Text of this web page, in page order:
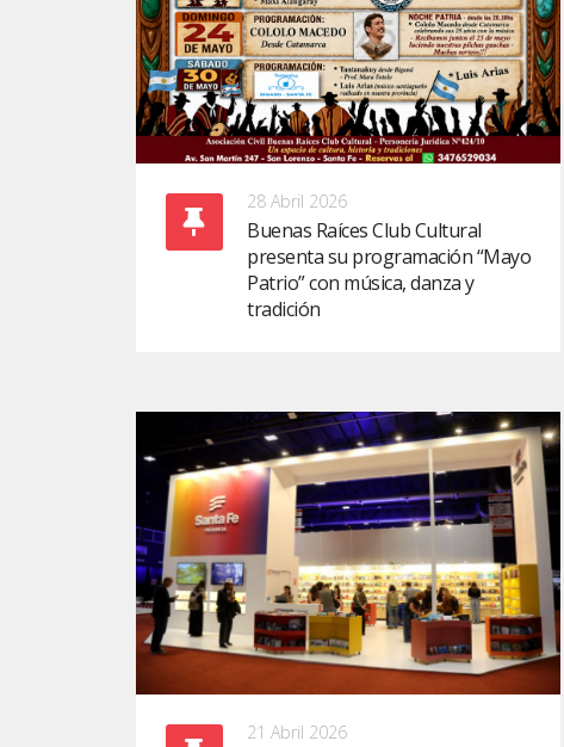
28 Abril 2026
Buenas Raíces Club Cultural
presenta su programación “Mayo
Patrio” con música, danza y
tradición
21 Abril 2026